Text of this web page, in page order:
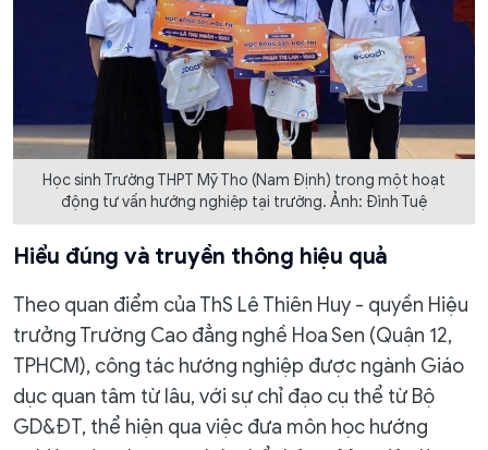
Học sinh Trường THPT Mỹ Tho (Nam Định) trong một hoạt
động tư vấn hướng nghiệp tại trường. Ảnh: Đình Tuệ
Hiểu đúng và truyền thông hiệu quả
Theo quan điểm của ThS Lê Thiên Huy - quyền Hiệu
trưởng Trường Cao đẳng nghề Hoa Sen (Quận 12,
TPHCM), công tác hướng nghiệp được ngành Giáo
dục quan tâm từ lâu, với sự chỉ đạo cụ thể từ Bộ
GD&ĐT, thể hiện qua việc đưa môn học hướng